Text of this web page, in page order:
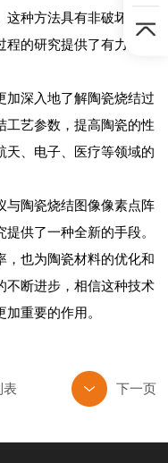
种方法具有非破坏性、
的研究提供了有力支
深入地了解陶瓷烧结过
工艺参数，提高陶瓷的性
天、电子、医疗等领域的
陶瓷烧结图像像素点阵
供了一种全新的手段。
，也为陶瓷材料的优化和
不断进步，相信这种技术
重要的作用。
表